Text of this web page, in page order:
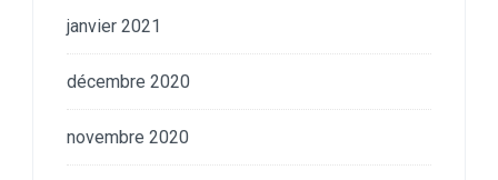
janvier 2021
décembre 2020
novembre 2020